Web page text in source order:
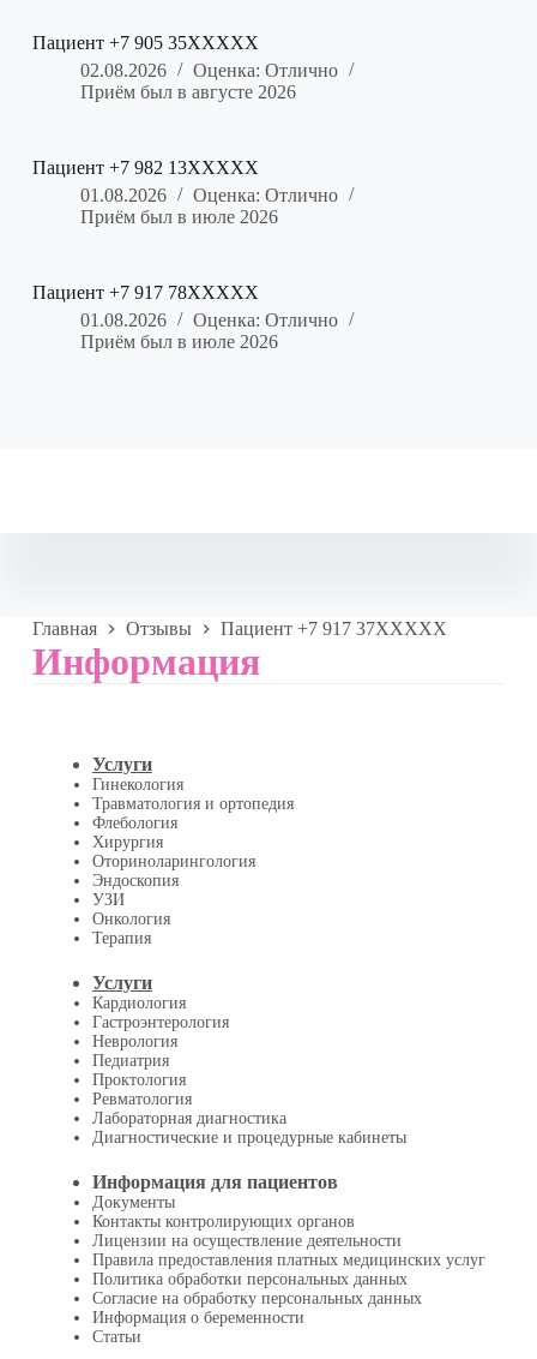
Пациент +7 905 35XXXXX
02.08.2026
Оценка: Отлично
Приём был в августе 2026
Пациент +7 982 13XXXXX
01.08.2026
Оценка: Отлично
Приём был в июле 2026
Пациент +7 917 78XXXXX
01.08.2026
Оценка: Отлично
Приём был в июле 2026
Главная Отзывы Пациент +7 917 37XXXXX
Информация
Услуги
Гинекология
Травматология и ортопедия
Флебология
Хирургия
Оториноларингология
Эндоскопия
УЗИ
Онкология
Терапия
Услуги
Кардиология
Гастроэнтерология
Неврология
Педиатрия
Проктология
Ревматология
Лабораторная диагностика
Диагностические и процедурные кабинеты
Информация для пациентов
Документы
Контакты контролирующих органов
Лицензии на осуществление деятельности
Правила предоставления платных медицинских услуг
Политика обработки персональных данных
Согласие на обработку персональных данных
Информация о беременности
Статьи